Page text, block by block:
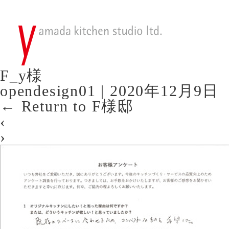
F_y様
opendesign01 | 2020年12月9日
← Return to F様邸
‹
›